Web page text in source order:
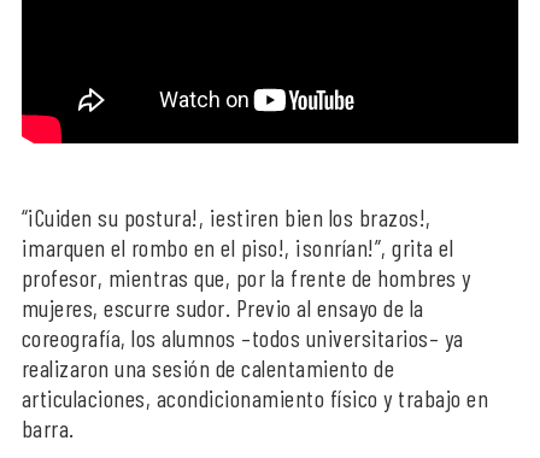
“¡Cuiden su postura!, ¡estiren bien los brazos!,
¡marquen el rombo en el piso!, ¡sonrían!”, grita el
profesor, mientras que, por la frente de hombres y
mujeres, escurre sudor. Previo al ensayo de la
coreografía, los alumnos –todos universitarios– ya
realizaron una sesión de calentamiento de
articulaciones, acondicionamiento físico y trabajo en
barra.